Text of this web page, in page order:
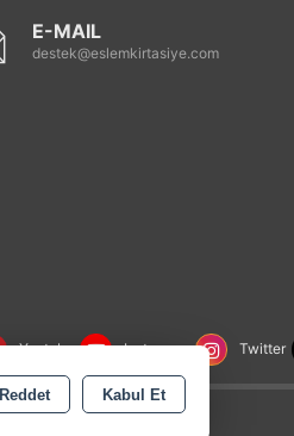
E-MAIL
destek@eslemkirtasiye.com
Twitter
Instagram
Youtube
Reddet Kabul Et